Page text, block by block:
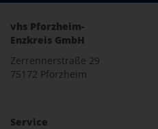
vhs Pforzheim-
Enzkreis GmbH
Zerrennerstraße 29
75172 Pforzheim
Service